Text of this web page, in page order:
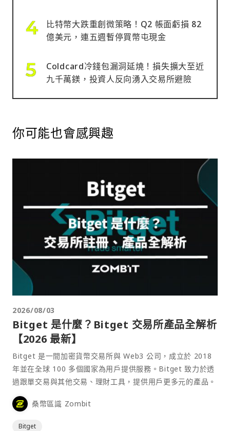
比特幣大跌重創微策略！Q2 帳面虧損 82
億美元，連五週暫停買幣屯現金
Coldcard冷錢包漏洞延燒！損失擴大至近
九千萬鎂，投資人反向湧入交易所避險
你可能也會感興趣
2026/08/03
Bitget 是什麼？Bitget 交易所產品全解析
【2026 最新】
Bitget 是一間加密貨幣交易所與 Web3 公司，成立於 2018
年並在全球 100 多個國家為用戶提供服務。Bitget 致力於透
過跟單交易與其他交易、理財工具，提供用戶更多元的產品。
桑幣區識 Zombit
Bitget